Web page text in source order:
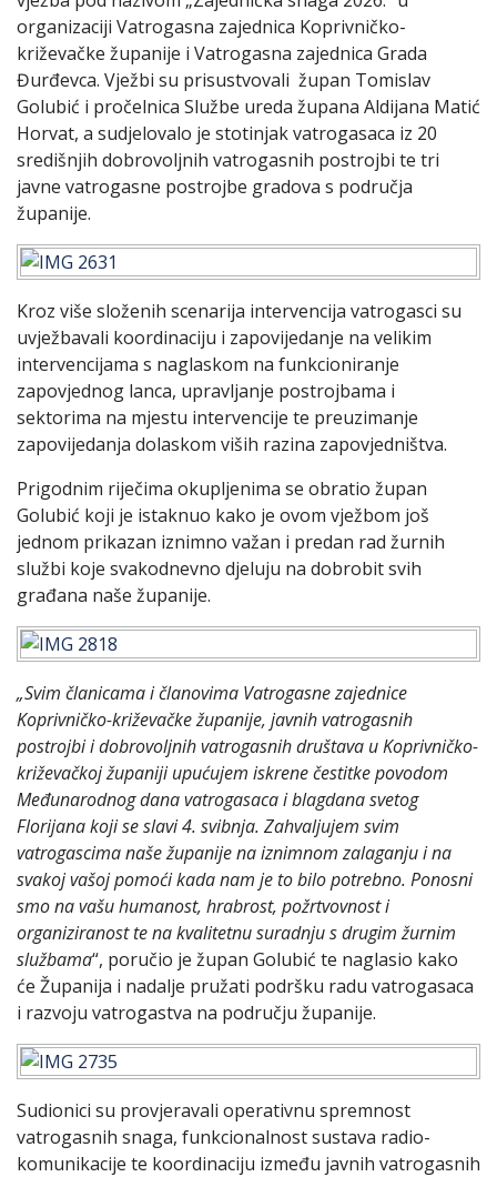
organizaciji Vatrogasna zajednica Koprivničko-
križevačke županije i Vatrogasna zajednica Grada
Đurđevca. Vježbi su prisustvovali župan Tomislav
Golubić i pročelnica Službe ureda župana Aldijana Matić
Horvat, a sudjelovalo je stotinjak vatrogasaca iz 20
središnjih dobrovoljnih vatrogasnih postrojbi te tri
javne vatrogasne postrojbe gradova s područja
županije.
Kroz više složenih scenarija intervencija vatrogasci su
uvježbavali koordinaciju i zapovijedanje na velikim
intervencijama s naglaskom na funkcioniranje
zapovjednog lanca, upravljanje postrojbama i
sektorima na mjestu intervencije te preuzimanje
zapovijedanja dolaskom viših razina zapovjedništva.
Prigodnim riječima okupljenima se obratio župan
Golubić koji je istaknuo kako je ovom vježbom još
jednom prikazan iznimno važan i predan rad žurnih
službi koje svakodnevno djeluju na dobrobit svih
građana naše županije.
„Svim članicama i članovima Vatrogasne zajednice
Koprivničko-križevačke županije, javnih vatrogasnih
postrojbi i dobrovoljnih vatrogasnih društava u Koprivničko-
križevačkoj županiji upućujem iskrene čestitke povodom
Međunarodnog dana vatrogasaca i blagdana svetog
Florijana koji se slavi 4. svibnja. Zahvaljujem svim
vatrogascima naše županije na iznimnom zalaganju i na
svakoj vašoj pomoći kada nam je to bilo potrebno. Ponosni
smo na vašu humanost, hrabrost, požrtvovnost i
organiziranost te na kvalitetnu suradnju s drugim žurnim
službama“, poručio je župan Golubić te naglasio kako
će Županija i nadalje pružati podršku radu vatrogasaca
i razvoju vatrogastva na području županije.
Sudionici su provjeravali operativnu spremnost
vatrogasnih snaga, funkcionalnost sustava radio-
komunikacije te koordinaciju između javnih vatrogasnih